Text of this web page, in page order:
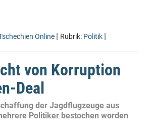
Online | Rubrik: Politik |
von Korruption
Deal
der Jagdflugzeuge aus
Politiker bestochen worden